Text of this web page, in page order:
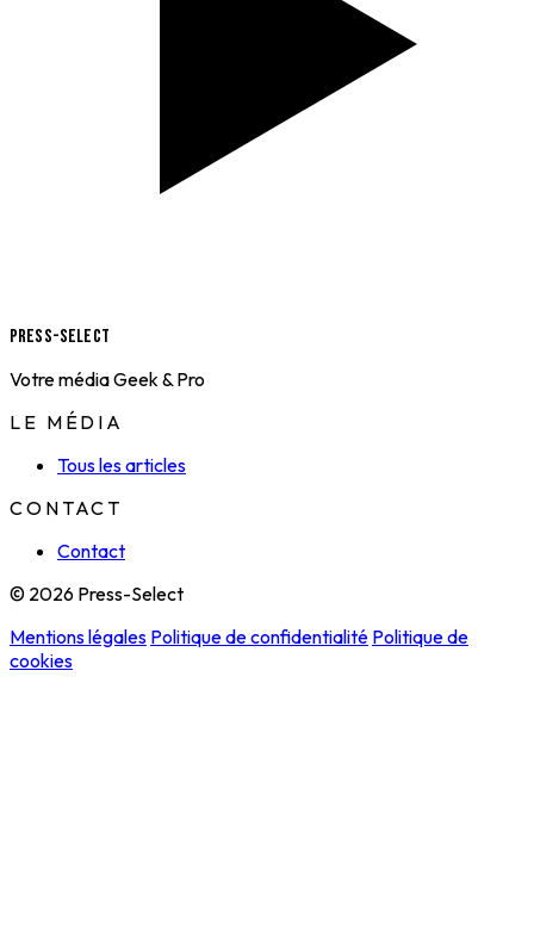
Press-Select
Votre média Geek & Pro
LE MÉDIA
Tous les articles
CONTACT
Contact
© 2026 Press-Select
Mentions légales Politique de confidentialité Politique de
cookies